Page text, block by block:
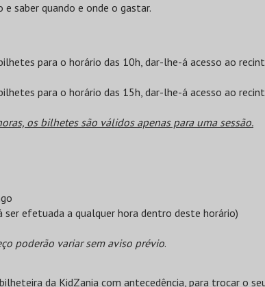
saber quando e onde o gastar.
para o horário das 10h, dar-lhe-á acesso ao
para o horário das 15h, dar-lhe-á acesso ao
os bilhetes são válidos apenas para uma sessão.
ser efetuada a qualquer hora dentro deste horário)
poderão variar sem aviso prévio.
da KidZania com antecedência, para trocar o